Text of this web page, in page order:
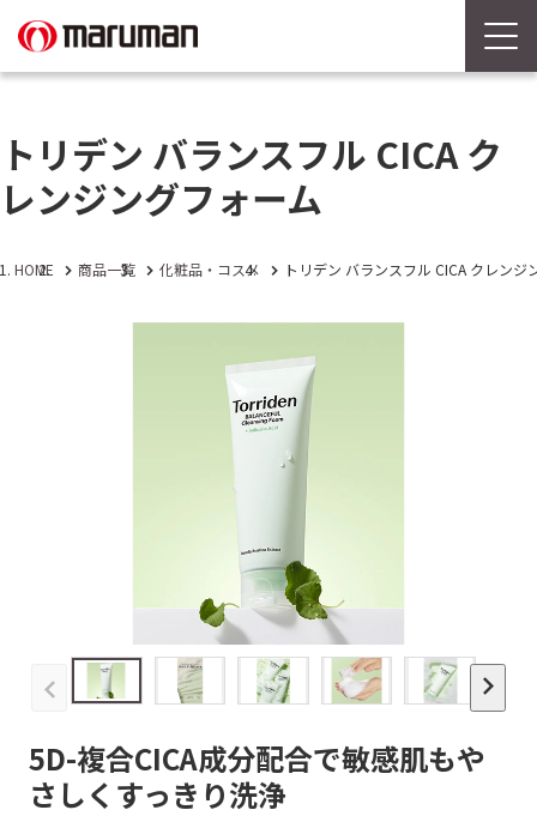
トリデン バランスフル CICA ク
レンジングフォーム
HOME 商品一覧 化粧品・コスメ トリデン バランスフル CICA クレンジ
5D-複合CICA成分配合で敏感肌もや
さしくすっきり洗浄